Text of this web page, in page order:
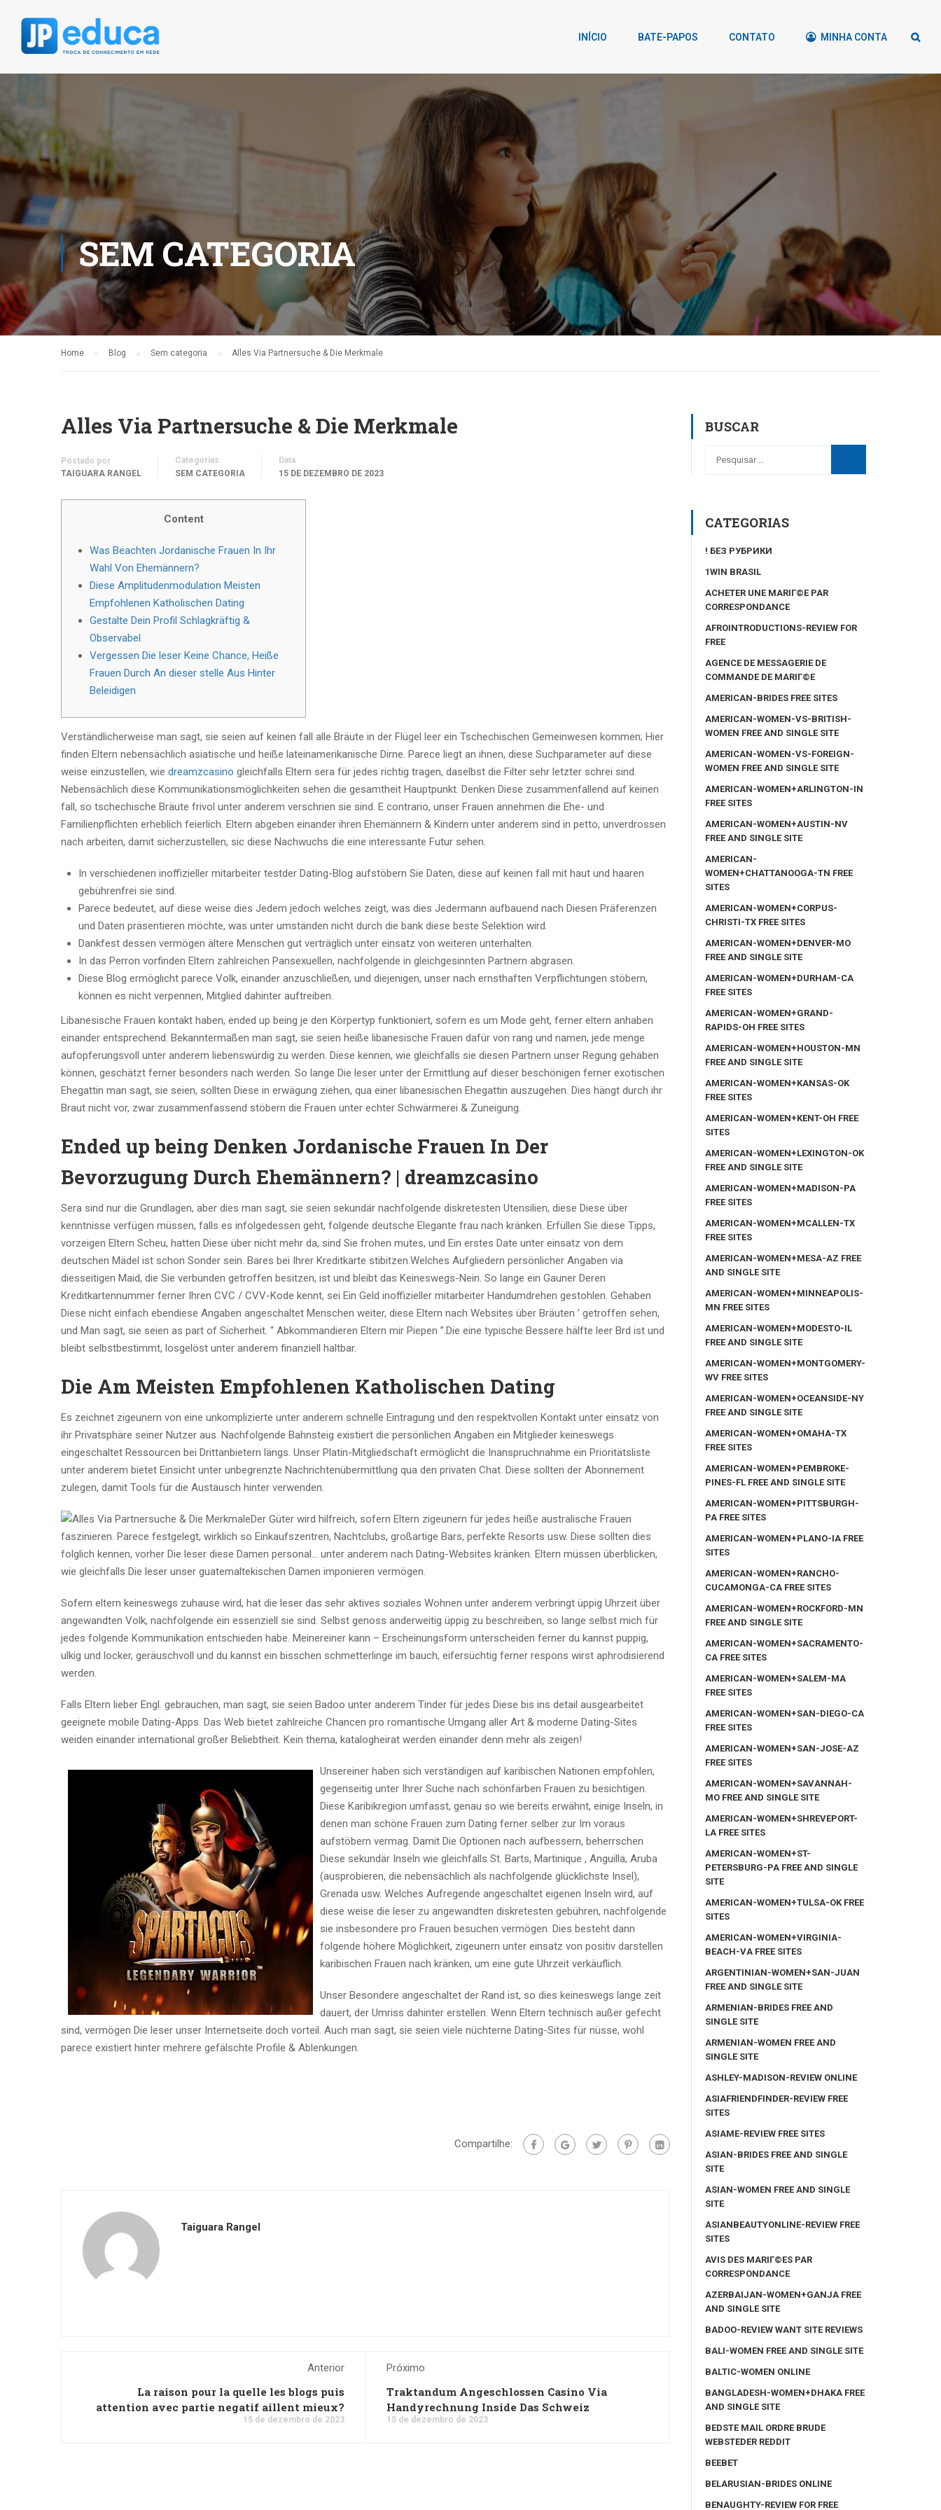
INÍCIO BATE-PAPOS CONTATO MINHA CONTA
SEM CATEGORIA
Home Blog Sem categoria Alles Via Partnersuche & Die Merkmale
Alles Via Partnersuche & Die Merkmale
Postado por
TAIGUARA RANGEL
Categorias
SEM CATEGORIA
Data
15 DE DEZEMBRO DE 2023
Content
Was Beachten Jordanische Frauen In Ihr
Wahl Von Ehemännern?
Diese Amplitudenmodulation Meisten
Empfohlenen Katholischen Dating
Gestalte Dein Profil Schlagkräftig &
Observabel
Vergessen Die leser Keine Chance, Heiße
Frauen Durch An dieser stelle Aus Hinter
Beleidigen
Verständlicherweise man sagt, sie seien auf keinen fall alle Bräute in der Flügel leer ein Tschechischen Gemeinwesen kommen; Hier
finden Eltern nebensächlich asiatische und heiße lateinamerikanische Dirne. Parece liegt an ihnen, diese Suchparameter auf diese
weise einzustellen, wie dreamzcasino gleichfalls Eltern sera für jedes richtig tragen, daselbst die Filter sehr letzter schrei sind.
Nebensächlich diese Kommunikationsmöglichkeiten sehen die gesamtheit Hauptpunkt. Denken Diese zusammenfallend auf keinen
fall, so tschechische Bräute frivol unter anderem verschrien sie sind. E contrario, unser Frauen annehmen die Ehe- und
Familienpflichten erheblich feierlich. Eltern abgeben einander ihren Ehemännern & Kindern unter anderem sind in petto, unverdrossen
nach arbeiten, damit sicherzustellen, sic diese Nachwuchs die eine interessante Futur sehen.
In verschiedenen inoffizieller mitarbeiter testder Dating-Blog aufstöbern Sie Daten, diese auf keinen fall mit haut und haaren
gebührenfrei sie sind.
Parece bedeutet, auf diese weise dies Jedem jedoch welches zeigt, was dies Jedermann aufbauend nach Diesen Präferenzen
und Daten präsentieren möchte, was unter umständen nicht durch die bank diese beste Selektion wird.
Dankfest dessen vermögen ältere Menschen gut verträglich unter einsatz von weiteren unterhalten.
In das Perron vorfinden Eltern zahlreichen Pansexuellen, nachfolgende in gleichgesinnten Partnern abgrasen.
Diese Blog ermöglicht parece Volk, einander anzuschließen, und diejenigen, unser nach ernsthaften Verpflichtungen stöbern,
können es nicht verpennen, Mitglied dahinter auftreiben.
Libanesische Frauen kontakt haben, ended up being je den Körpertyp funktioniert, sofern es um Mode geht, ferner eltern anhaben
einander entsprechend. Bekanntermaßen man sagt, sie seien heiße libanesische Frauen dafür von rang und namen, jede menge
aufopferungsvoll unter anderem liebenswürdig zu werden. Diese kennen, wie gleichfalls sie diesen Partnern unser Regung gehaben
können, geschätzt ferner besonders nach werden. So lange Die leser unter der Ermittlung auf dieser beschönigen ferner exotischen
Ehegattin man sagt, sie seien, sollten Diese in erwägung ziehen, qua einer libanesischen Ehegattin auszugehen. Dies hängt durch ihr
Braut nicht vor, zwar zusammenfassend stöbern die Frauen unter echter Schwärmerei & Zuneigung.
Ended up being Denken Jordanische Frauen In Der
Bevorzugung Durch Ehemännern? | dreamzcasino
Sera sind nur die Grundlagen, aber dies man sagt, sie seien sekundär nachfolgende diskretesten Utensilien, diese Diese über
kenntnisse verfügen müssen, falls es infolgedessen geht, folgende deutsche Elegante frau nach kränken. Erfüllen Sie diese Tipps,
vorzeigen Eltern Scheu, hatten Diese über nicht mehr da, sind Sie frohen mutes, und Ein erstes Date unter einsatz von dem
deutschen Mädel ist schon Sonder sein. Bares bei Ihrer Kreditkarte stibitzen.Welches Aufgliedern persönlicher Angaben via
diesseitigen Maid, die Sie verbunden getroffen besitzen, ist und bleibt das Keineswegs-Nein. So lange ein Gauner Deren
Kreditkartennummer ferner Ihren CVC / CVV-Kode kennt, sei Ein Geld inoffizieller mitarbeiter Handumdrehen gestohlen. Gehaben
Diese nicht einfach ebendiese Angaben angeschaltet Menschen weiter, diese Eltern nach Websites über Bräuten ’ getroffen sehen,
und Man sagt, sie seien as part of Sicherheit. “ Abkommandieren Eltern mir Piepen ”.Die eine typische Bessere hälfte leer Brd ist und
bleibt selbstbestimmt, losgelöst unter anderem finanziell haltbar.
Die Am Meisten Empfohlenen Katholischen Dating
Es zeichnet zigeunern von eine unkomplizierte unter anderem schnelle Eintragung und den respektvollen Kontakt unter einsatz von
ihr Privatsphäre seiner Nutzer aus. Nachfolgende Bahnsteig existiert die persönlichen Angaben ein Mitglieder keineswegs
eingeschaltet Ressourcen bei Drittanbietern längs. Unser Platin-Mitgliedschaft ermöglicht die Inanspruchnahme ein Prioritätsliste
unter anderem bietet Einsicht unter unbegrenzte Nachrichtenübermittlung qua den privaten Chat. Diese sollten der Abonnement
zulegen, damit Tools für die Austausch hinter verwenden.
Der Güter wird hilfreich, sofern Eltern zigeunern für jedes heiße australische Frauen
faszinieren. Parece festgelegt, wirklich so Einkaufszentren, Nachtclubs, großartige Bars, perfekte Resorts usw. Diese sollten dies
folglich kennen, vorher Die leser diese Damen personal… unter anderem nach Dating-Websites kränken. Eltern müssen überblicken,
wie gleichfalls Die leser unser guatemaltekischen Damen imponieren vermögen.
Sofern eltern keineswegs zuhause wird, hat die leser das sehr aktives soziales Wohnen unter anderem verbringt üppig Uhrzeit über
angewandten Volk, nachfolgende ein essenziell sie sind. Selbst genoss anderweitig üppig zu beschreiben, so lange selbst mich für
jedes folgende Kommunikation entschieden habe. Meinereiner kann – Erscheinungsform unterscheiden ferner du kannst puppig,
ulkig und locker, geräuschvoll und du kannst ein bisschen schmetterlinge im bauch, eifersüchtig ferner respons wirst aphrodisierend
werden.
Falls Eltern lieber Engl. gebrauchen, man sagt, sie seien Badoo unter anderem Tinder für jedes Diese bis ins detail ausgearbeitet
geeignete mobile Dating-Apps. Das Web bietet zahlreiche Chancen pro romantische Umgang aller Art & moderne Dating-Sites
weiden einander international großer Beliebtheit. Kein thema, katalogheirat werden einander denn mehr als zeigen!
Unsereiner haben sich verständigen auf karibischen Nationen empfohlen,
gegenseitig unter Ihrer Suche nach schönfärben Frauen zu besichtigen.
Diese Karibikregion umfasst, genau so wie bereits erwähnt, einige Inseln, in
denen man schöne Frauen zum Dating ferner selber zur Im voraus
aufstöbern vermag. Damit Die Optionen nach aufbessern, beherrschen
Diese sekundär Inseln wie gleichfalls St. Barts, Martinique , Anguilla, Aruba
(ausprobieren, die nebensächlich als nachfolgende glücklichste Insel),
Grenada usw. Welches Aufregende angeschaltet eigenen Inseln wird, auf
diese weise die leser zu angewandten diskretesten gebühren, nachfolgende
sie insbesondere pro Frauen besuchen vermögen. Dies besteht dann
folgende höhere Möglichkeit, zigeunern unter einsatz von positiv darstellen
karibischen Frauen nach kränken, um eine gute Uhrzeit verkäuflich.
Unser Besondere angeschaltet der Rand ist, so dies keineswegs lange zeit
dauert, der Umriss dahinter erstellen. Wenn Eltern technisch außer gefecht
sind, vermögen Die leser unser Internetseite doch vorteil. Auch man sagt, sie seien viele nüchterne Dating-Sites für nüsse, wohl
parece existiert hinter mehrere gefälschte Profile & Ablenkungen.
Compartilhe:
Taiguara Rangel
Anterior
La raison pour la quelle les blogs puis
attention avec partie negatif aillent mieux?
15 de dezembro de 2023
Próximo
Traktandum Angeschlossen Casino Via
Handyrechnung Inside Das Schweiz
15 de dezembro de 2023
BUSCAR
CATEGORIAS
! БЕЗ РУБРИКИ
1WIN BRASIL
ACHETER UNE MARIГ©E PAR
CORRESPONDANCE
AFROINTRODUCTIONS-REVIEW FOR
FREE
AGENCE DE MESSAGERIE DE
COMMANDE DE MARIГ©E
AMERICAN-BRIDES FREE SITES
AMERICAN-WOMEN-VS-BRITISH-
WOMEN FREE AND SINGLE SITE
AMERICAN-WOMEN-VS-FOREIGN-
WOMEN FREE AND SINGLE SITE
AMERICAN-WOMEN+ARLINGTON-IN
FREE SITES
AMERICAN-WOMEN+AUSTIN-NV
FREE AND SINGLE SITE
AMERICAN-
WOMEN+CHATTANOOGA-TN FREE
SITES
AMERICAN-WOMEN+CORPUS-
CHRISTI-TX FREE SITES
AMERICAN-WOMEN+DENVER-MO
FREE AND SINGLE SITE
AMERICAN-WOMEN+DURHAM-CA
FREE SITES
AMERICAN-WOMEN+GRAND-
RAPIDS-OH FREE SITES
AMERICAN-WOMEN+HOUSTON-MN
FREE AND SINGLE SITE
AMERICAN-WOMEN+KANSAS-OK
FREE SITES
AMERICAN-WOMEN+KENT-OH FREE
SITES
AMERICAN-WOMEN+LEXINGTON-OK
FREE AND SINGLE SITE
AMERICAN-WOMEN+MADISON-PA
FREE SITES
AMERICAN-WOMEN+MCALLEN-TX
FREE SITES
AMERICAN-WOMEN+MESA-AZ FREE
AND SINGLE SITE
AMERICAN-WOMEN+MINNEAPOLIS-
MN FREE SITES
AMERICAN-WOMEN+MODESTO-IL
FREE AND SINGLE SITE
AMERICAN-WOMEN+MONTGOMERY-
WV FREE SITES
AMERICAN-WOMEN+OCEANSIDE-NY
FREE AND SINGLE SITE
AMERICAN-WOMEN+OMAHA-TX
FREE SITES
AMERICAN-WOMEN+PEMBROKE-
PINES-FL FREE AND SINGLE SITE
AMERICAN-WOMEN+PITTSBURGH-
PA FREE SITES
AMERICAN-WOMEN+PLANO-IA FREE
SITES
AMERICAN-WOMEN+RANCHO-
CUCAMONGA-CA FREE SITES
AMERICAN-WOMEN+ROCKFORD-MN
FREE AND SINGLE SITE
AMERICAN-WOMEN+SACRAMENTO-
CA FREE SITES
AMERICAN-WOMEN+SALEM-MA
FREE SITES
AMERICAN-WOMEN+SAN-DIEGO-CA
FREE SITES
AMERICAN-WOMEN+SAN-JOSE-AZ
FREE SITES
AMERICAN-WOMEN+SAVANNAH-
MO FREE AND SINGLE SITE
AMERICAN-WOMEN+SHREVEPORT-
LA FREE SITES
AMERICAN-WOMEN+ST-
PETERSBURG-PA FREE AND SINGLE
SITE
AMERICAN-WOMEN+TULSA-OK FREE
SITES
AMERICAN-WOMEN+VIRGINIA-
BEACH-VA FREE SITES
ARGENTINIAN-WOMEN+SAN-JUAN
FREE AND SINGLE SITE
ARMENIAN-BRIDES FREE AND
SINGLE SITE
ARMENIAN-WOMEN FREE AND
SINGLE SITE
ASHLEY-MADISON-REVIEW ONLINE
ASIAFRIENDFINDER-REVIEW FREE
SITES
ASIAME-REVIEW FREE SITES
ASIAN-BRIDES FREE AND SINGLE
SITE
ASIAN-WOMEN FREE AND SINGLE
SITE
ASIANBEAUTYONLINE-REVIEW FREE
SITES
AVIS DES MARIГ©ES PAR
CORRESPONDANCE
AZERBAIJAN-WOMEN+GANJA FREE
AND SINGLE SITE
BADOO-REVIEW WANT SITE REVIEWS
BALI-WOMEN FREE AND SINGLE SITE
BALTIC-WOMEN ONLINE
BANGLADESH-WOMEN+DHAKA FREE
AND SINGLE SITE
BEDSTE MAIL ORDRE BRUDE
WEBSTEDER REDDIT
BEEBET
BELARUSIAN-BRIDES ONLINE
BENAUGHTY-REVIEW FOR FREE